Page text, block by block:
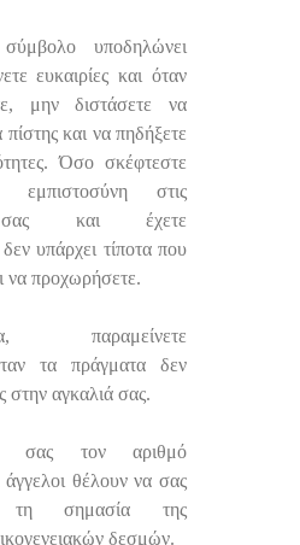
υποδηλώνει
ευκαιρίες και όταν
μην διστάσετε να
και να πηδήξετε
Όσο σκέφτεστε
εμπιστοσύνη στις
σας και έχετε
υπάρχει τίποτα που
να προχωρήσετε.
παραμείνετε
τα πράγματα δεν
στην αγκαλιά σας.
σας τον αριθμό
θέλουν να σας
τη σημασία της
δεσμών.